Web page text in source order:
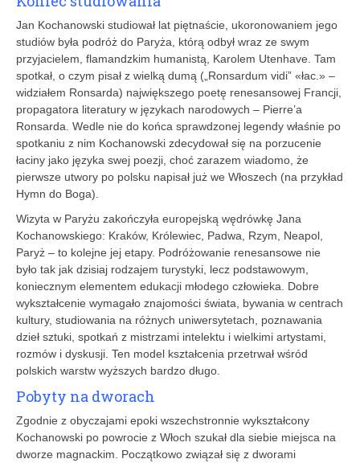
Jan Kochanowski studiował lat piętnaście, ukoronowaniem jego
studiów była podróż do Paryża, którą odbył wraz ze swym
przyjacielem, flamandzkim humanistą, Karolem Utenhave. Tam
spotkał, o czym pisał z wielką dumą („Ronsardum vidi” «łac.» –
widziałem Ronsarda) największego poetę renesansowej Francji,
propagatora literatury w językach narodowych – Pierre’a
Ronsarda. Wedle nie do końca sprawdzonej legendy właśnie po
spotkaniu z nim Kochanowski zdecydował się na porzucenie
łaciny jako języka swej poezji, choć zarazem wiadomo, że
pierwsze utwory po polsku napisał już we Włoszech (na przykład
Hymn do Boga).
Wizyta w Paryżu zakończyła europejską wędrówkę Jana
Kochanowskiego: Kraków, Królewiec, Padwa, Rzym, Neapol,
Paryż – to kolejne jej etapy. Podróżowanie renesansowe nie
było tak jak dzisiaj rodzajem turystyki, lecz podstawowym,
koniecznym elementem edukacji młodego człowieka. Dobre
wykształcenie wymagało znajomości świata, bywania w centrach
kultury, studiowania na różnych uniwersytetach, poznawania
dzieł sztuki, spotkań z mistrzami intelektu i wielkimi artystami,
rozmów i dyskusji. Ten model kształcenia przetrwał wśród
polskich warstw wyższych bardzo długo.
Pobyty na dworach
Zgodnie z obyczajami epoki wszechstronnie wykształcony
Kochanowski po powrocie z Włoch szukał dla siebie miejsca na
dworze magnackim. Początkowo związał się z dworami